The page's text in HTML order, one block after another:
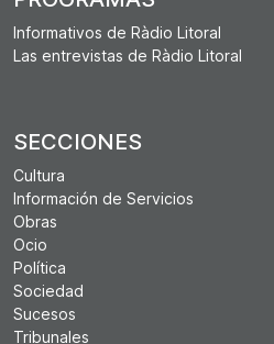
Informativos de Ràdio Litoral
Las entrevistas de Ràdio Litoral
SECCIONES
Cultura
Información de Servicios
Obras
Ocio
Política
Sociedad
Sucesos
Tribunales